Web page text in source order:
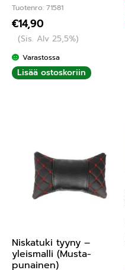
Tuotenro: 71581
€14,90
(Sis. Alv 25,5%)
Varastossa
Lisää ostoskoriin
Niskatuki tyyny –
yleismalli (Musta-
punainen)